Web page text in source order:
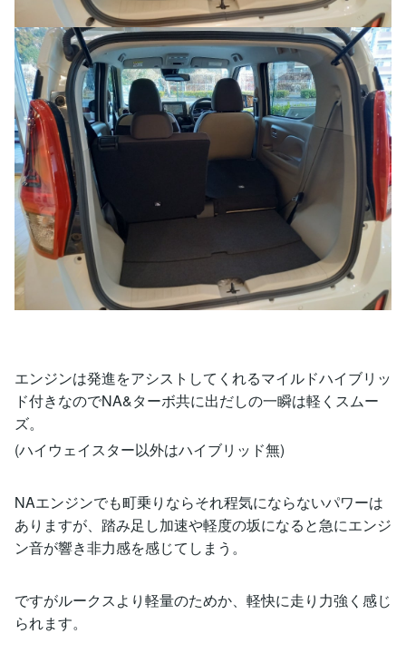
エンジンは発進をアシストしてくれるマイルドハイブリッ
ド付きなのでNA&ターボ共に出だしの一瞬は軽くスムー
ズ。
(ハイウェイスター以外はハイブリッド無)
NAエンジンでも町乗りならそれ程気にならないパワーは
ありますが、踏み足し加速や軽度の坂になると急にエンジ
ン音が響き非力感を感じてしまう。
ですがルークスより軽量のためか、軽快に走り力強く感じ
られます。